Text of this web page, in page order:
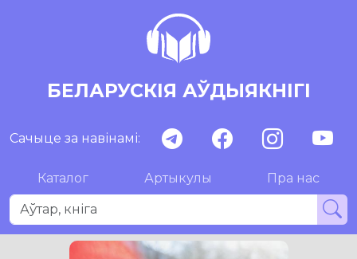
БЕЛАРУСКІЯ АЎДЫЯКНІГІ
Сачыце за навінамі:
Каталог Артыкулы Пра нас